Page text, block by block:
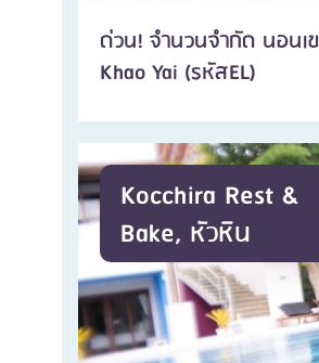
ด่วน! จำนวนจำกัด นอนเ
Khao Yai (รหัสEL)
Kocchira Rest &
Bake, หัวหิน